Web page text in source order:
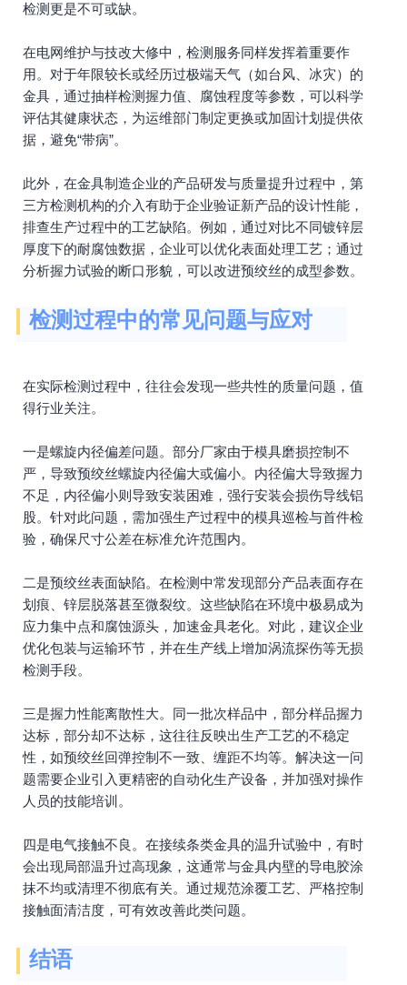
检测更是不可或缺。
在电网维护与技改大修中，检测服务同样发挥着重要作
用。对于年限较长或经历过极端天气（如台风、冰灾）的
金具，通过抽样检测握力值、腐蚀程度等参数，可以科学
评估其健康状态，为运维部门制定更换或加固计划提供依
据，避免“带病”。
此外，在金具制造企业的产品研发与质量提升过程中，第
三方检测机构的介入有助于企业验证新产品的设计性能，
排查生产过程中的工艺缺陷。例如，通过对比不同镀锌层
厚度下的耐腐蚀数据，企业可以优化表面处理工艺；通过
分析握力试验的断口形貌，可以改进预绞丝的成型参数。
检测过程中的常见问题与应对
在实际检测过程中，往往会发现一些共性的质量问题，值
得行业关注。
一是螺旋内径偏差问题。部分厂家由于模具磨损控制不
严，导致预绞丝螺旋内径偏大或偏小。内径偏大导致握力
不足，内径偏小则导致安装困难，强行安装会损伤导线铝
股。针对此问题，需加强生产过程中的模具巡检与首件检
验，确保尺寸公差在标准允许范围内。
二是预绞丝表面缺陷。在检测中常发现部分产品表面存在
划痕、锌层脱落甚至微裂纹。这些缺陷在环境中极易成为
应力集中点和腐蚀源头，加速金具老化。对此，建议企业
优化包装与运输环节，并在生产线上增加涡流探伤等无损
检测手段。
三是握力性能离散性大。同一批次样品中，部分样品握力
达标，部分却不达标，这往往反映出生产工艺的不稳定
性，如预绞丝回弹控制不一致、缠距不均等。解决这一问
题需要企业引入更精密的自动化生产设备，并加强对操作
人员的技能培训。
四是电气接触不良。在接续条类金具的温升试验中，有时
会出现局部温升过高现象，这通常与金具内壁的导电胶涂
抹不均或清理不彻底有关。通过规范涂覆工艺、严格控制
接触面清洁度，可有效改善此类问题。
结语